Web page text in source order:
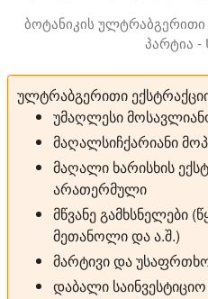
ბოტანიკის
პარტია -
ულტრაბგერითი
უმაღლესი
მაღალსიჩქარიანი
მაღალი ხარისხის
არათერმული
მწვანე გამხსნელები
მეთანოლი და ა.შ.)
მარტივი და
დაბალი